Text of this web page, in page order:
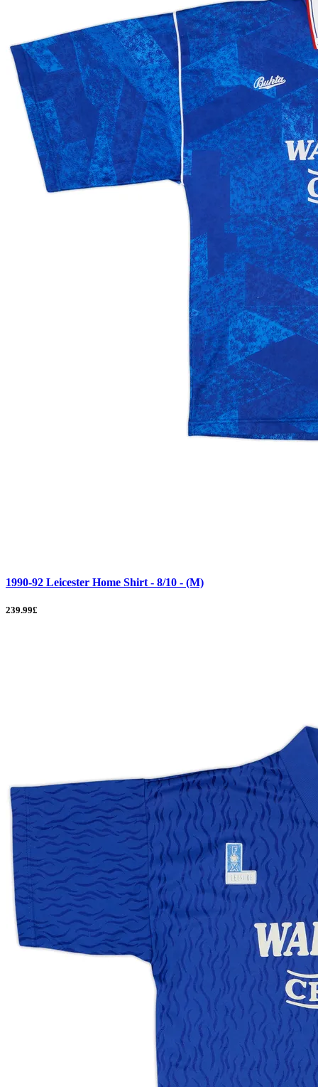
1990-92 Leicester Home Shirt - 8/10 - (M)
239.99£